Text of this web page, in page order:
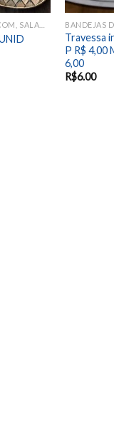
Travessa
P R$ 4,00
6,00
R$6.00